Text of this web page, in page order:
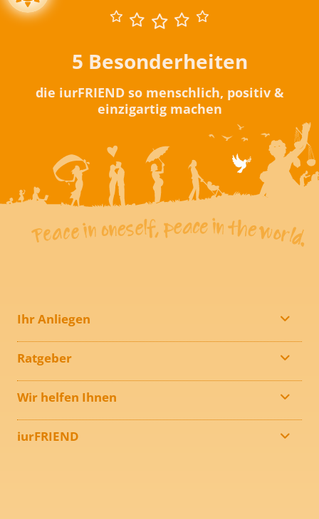
5 Besonderheiten
die iurFRIEND so menschlich, positiv &
einzigartig machen
Ihr Anliegen
Ratgeber
Wir helfen Ihnen
iurFRIEND